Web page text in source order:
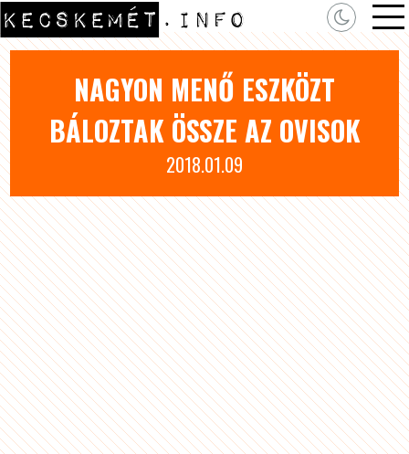
NAGYON MENŐ ESZKÖZT
BÁLOZTAK ÖSSZE AZ OVISOK
2018.01.09